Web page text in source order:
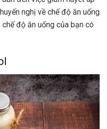
nghị về chế độ ăn uống
độ ăn uống của bạn có